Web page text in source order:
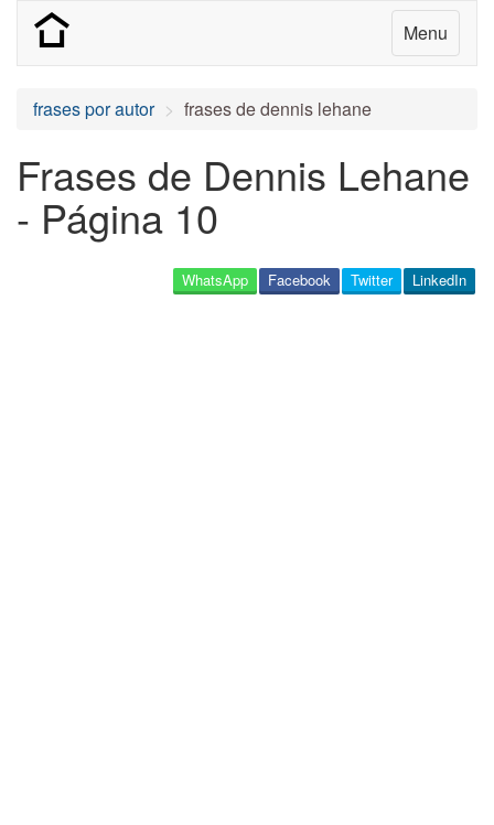
Menu
frases por autor frases de dennis lehane
Frases de Dennis Lehane
- Página 10
LinkedIn
Twitter
Facebook
WhatsApp